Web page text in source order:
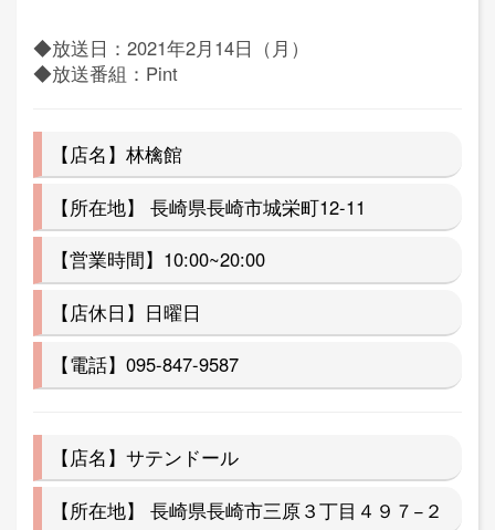
◆放送日：2021年2月14日（月）
◆放送番組：Pint
【店名】林檎館
【所在地】 長崎県長崎市城栄町12-11
【営業時間】10:00~20:00
【店休日】日曜日
【電話】095-847-9587
【店名】サテンドール
【所在地】 長崎県長崎市三原３丁目４９７−２